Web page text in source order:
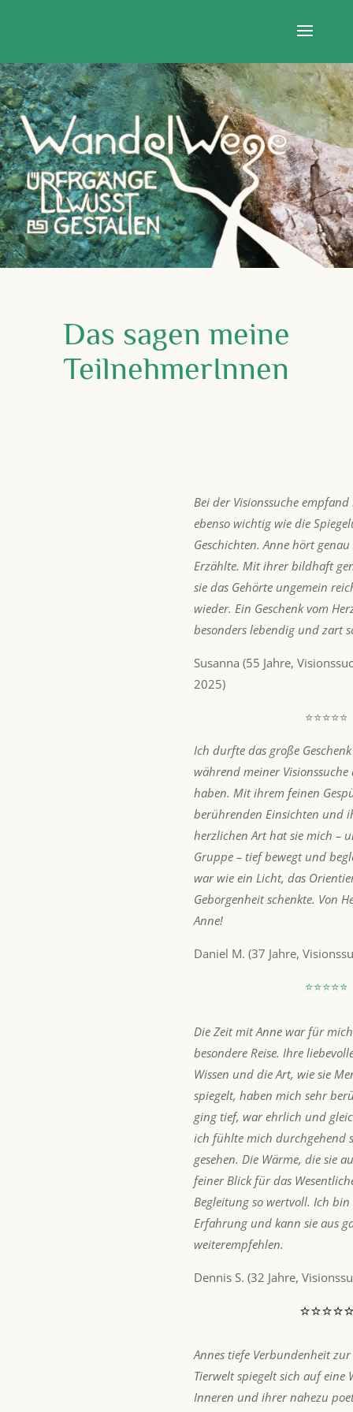
Das sagen meine
TeilnehmerInnen
Bei der Visionssuche
ebenso wichtig wie die
Geschichten. Anne hört
Erzählte. Mit ihrer bildhaft
sie das Gehörte ungemein
wieder. Ein Geschenk vom
besonders lebendig und zart
Susanna (55 Jahre,
2025)
⭐⭐⭐⭐⭐
Ich durfte das große
während meiner
haben. Mit ihrem feinen
berührenden Einsichten und
herzlichen Art hat sie mich –
Gruppe – tief bewegt und
war wie ein Licht, das
Geborgenheit schenkte. Von
Anne!
Daniel M. (37 Jahre,
⭐⭐⭐⭐⭐
Die Zeit mit Anne war für
besondere Reise. Ihre
Wissen und die Art, wie sie
spiegelt, haben mich sehr
ging tief, war ehrlich und
ich fühlte mich durchgehend
gesehen. Die Wärme, die sie
feiner Blick für das
Begleitung so wertvoll. Ich
Erfahrung und kann sie aus
weiterempfehlen.
Dennis S. (32 Jahre,
Annes tiefe Verbundenheit
Tierwelt spiegelt sich auf eine
Inneren und ihrer nahezu